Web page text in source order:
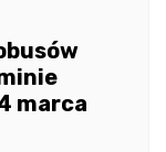
marca